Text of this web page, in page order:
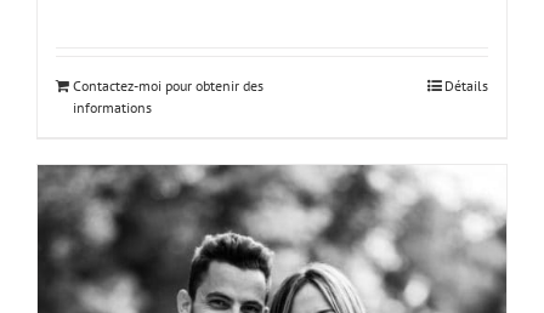
Contactez-moi pour obtenir des
informations
Détails